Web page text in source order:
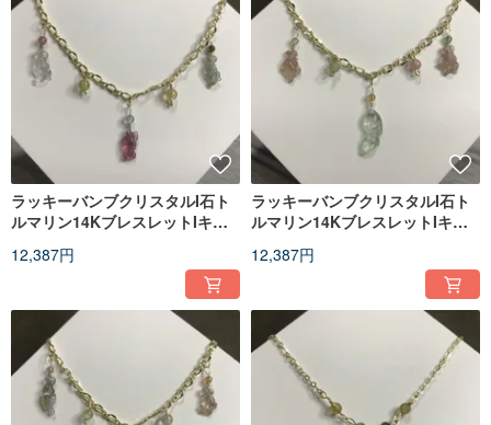
ラッキーバンブクリスタルI石ト
ルマリン14KブレスレットIキャ
デーギフト
12,387円
ラッキーバンブクリスタルI石ト
ルマリン14KブレスレットIキャ
デーギフト
12,387円